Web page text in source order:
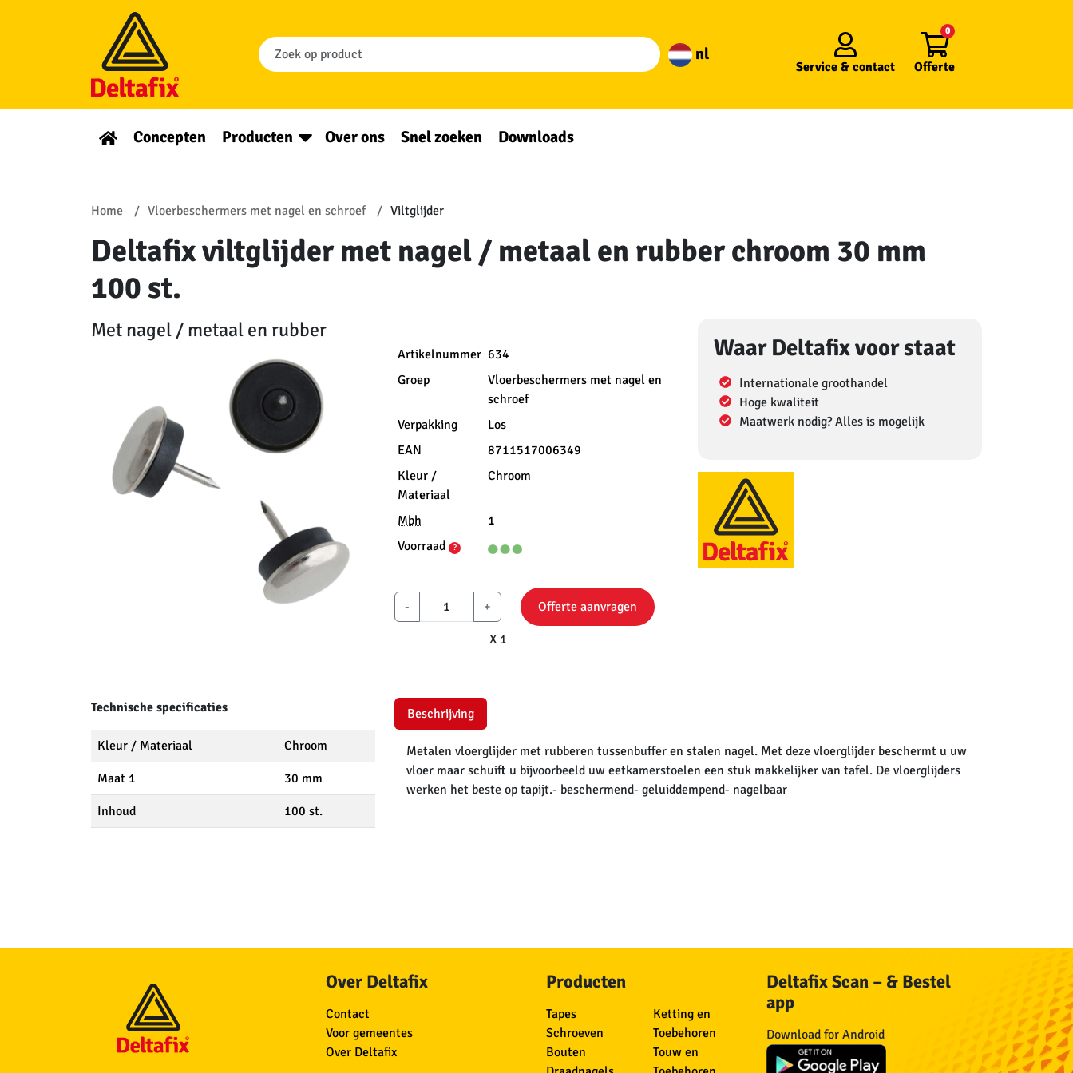
nl
Service & contact Offerte
0
Concepten Producten Over ons Snel zoeken Downloads
Home Vloerbeschermers met nagel en schroef Viltglijder
Deltafix viltglijder met nagel / metaal en rubber chroom 30 mm
100 st.
Met nagel / metaal en rubber
Artikelnummer 634
Groep
Vloerbeschermers met nagel en
schroef
Verpakking
Los
EAN
8711517006349
Kleur /
Materiaal
Chroom
Mbh
1
Voorraad
?
- +
X 1
Offerte aanvragen
Waar Deltafix voor staat
Internationale groothandel
Hoge kwaliteit
Maatwerk nodig? Alles is mogelijk
Technische specificaties
Kleur / Materiaal Chroom
Maat 1 30 mm
Inhoud 100 st.
Beschrijving
Metalen vloerglijder met rubberen tussenbuffer en stalen nagel. Met deze vloerglijder beschermt u uw
vloer maar schuift u bijvoorbeeld uw eetkamerstoelen een stuk makkelijker van tafel. De vloerglijders
werken het beste op tapijt.- beschermend- geluiddempend- nagelbaar
Over Deltafix
Contact
Voor gemeentes
Over Deltafix
Producten
Tapes
Schroeven
Bouten
Ketting en
Toebehoren
Touw en
Deltafix Scan – & Bestel
app
Download for Android